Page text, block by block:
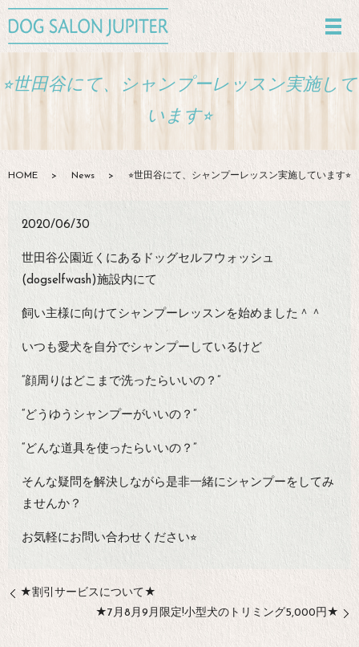
⭐︎世田谷にて、シャンプーレッスン実施して
います⭐︎
HOME News ⭐︎世田谷にて、シャンプーレッスン実施しています⭐︎
2020/06/30
世田谷公園近くにあるドッグセルフウォッシュ
(dogselfwash)施設内にて
飼い主様に向けてシャンプーレッスンを始めました＾＾
いつも愛犬を自分でシャンプーしているけど
“顔周りはどこまで洗ったらいいの？”
“どうゆうシャンプーがいいの？”
“どんな道具を使ったらいいの？”
そんな疑問を解決しながら是非一緒にシャンプーをしてみ
ませんか？
お気軽にお問い合わせください⭐︎
★割引サービスについて★
★7月8月9月限定!小型犬のトリミング5,000円★